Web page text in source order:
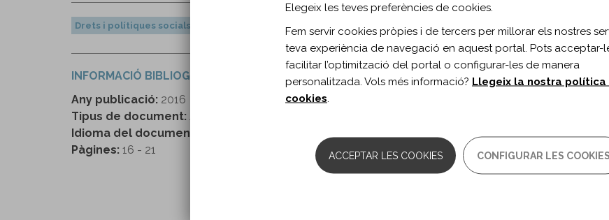
Drets i polítiques socials
INFORMACIÓ BIBLIOGRÀFICA
Any publicació: 2016
Tipus de document:
Idioma del document:
Pàgines: 16 - 21
Elegeix les teves preferències de cookies.
Fem servir cookies pròpies i de tercers per millorar els nostres
teva experiència de navegació en aquest portal. Pots acceptar-
facilitar l’optimització del portal o configurar-les de manera
personalitzada. Vols més informació? Llegeix la nostra política
cookies
ACCEPTAR LES COOKIES CONFIGURAR LES COOKIES